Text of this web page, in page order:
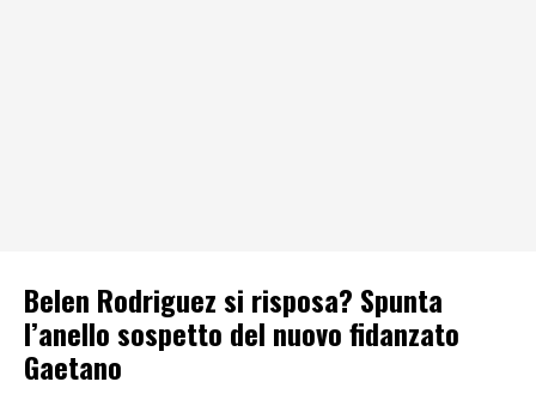
Belen Rodriguez si risposa? Spunta
l’anello sospetto del nuovo fidanzato
Gaetano